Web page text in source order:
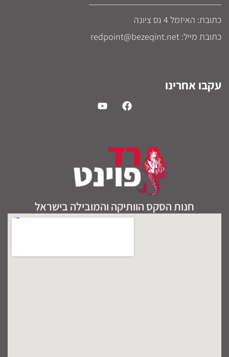
כתובת: האיזמל 4 נס ציונה
כתובת מייל: redpoint@bezeqint.net
עקבו אחרינו
חנות הסקס הוותיקה והמובילה בישראל